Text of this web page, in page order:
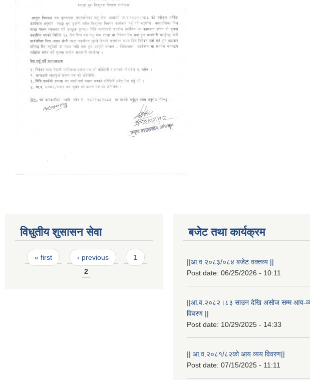
विधुतीय शुसासन सेवा
Pages
« first ‹ previous
1
2
बजेट तथा कार्यक्रम
||आ.व.२०८३/०८४ बजेट वक्तव्य ||
Post date: 06/25/2026 - 10:11
||आ.व.२०८२।८३ साउन देखि असोज सम्म आय-
विवरण ||
Post date: 10/29/2025 - 14:33
|| आ.व.२०८१/८२को आय व्यय विवरण||
Post date: 07/15/2025 - 11:11